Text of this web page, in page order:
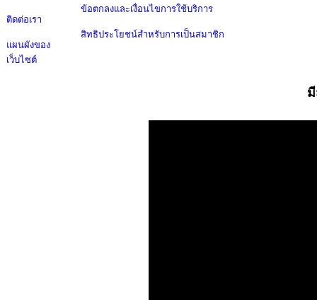
ติดต่อเรา
แผนผังของ
เว็บไซต์
ข้อตกลงและเงื่อนไขการใช้บริการ
สิทธิประโยชน์สำหรับการเป็นสมาชิก